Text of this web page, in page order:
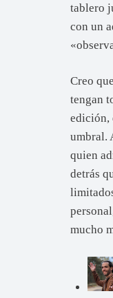
tablero
con un
Creo
tengan
edición,
umbral.
quien
detrás
mucho